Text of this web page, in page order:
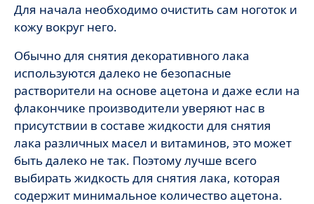
Для начала необходимо очистить сам ноготок и
кожу вокруг него.
Обычно для снятия декоративного лака
используются далеко не безопасные
растворители на основе ацетона и даже если на
флакончике производители уверяют нас в
присутствии в составе жидкости для снятия
лака различных масел и витаминов, это может
быть далеко не так. Поэтому лучше всего
выбирать жидкость для снятия лака, которая
содержит минимальное количество ацетона.